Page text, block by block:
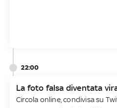
22:00
La foto falsa diventata
Circola online, condivisa su